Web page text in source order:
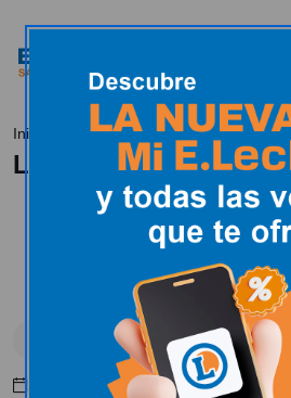
Inicio Actualidad Dias especiales
Libros de autoayuda
Dias especiales Feria del libro
Abril 10, 2025